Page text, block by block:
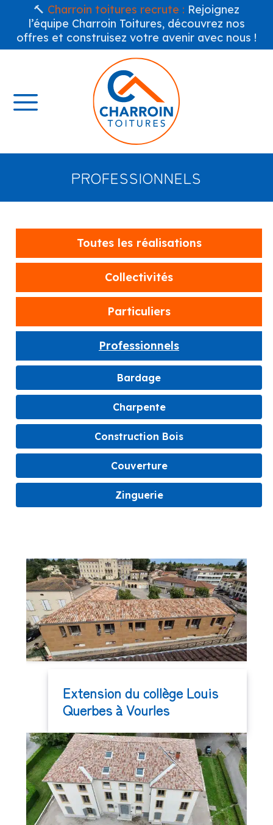
🔨 Charroin toitures recrute : Rejoignez
l’équipe Charroin Toitures, découvrez nos
offres et construisez votre avenir avec nous !
PROFESSIONNELS
Toutes les réalisations
Collectivités
Particuliers
Professionnels
Bardage
Charpente
Construction Bois
Couverture
Zinguerie
Extension du collège Louis
Querbes à Vourles